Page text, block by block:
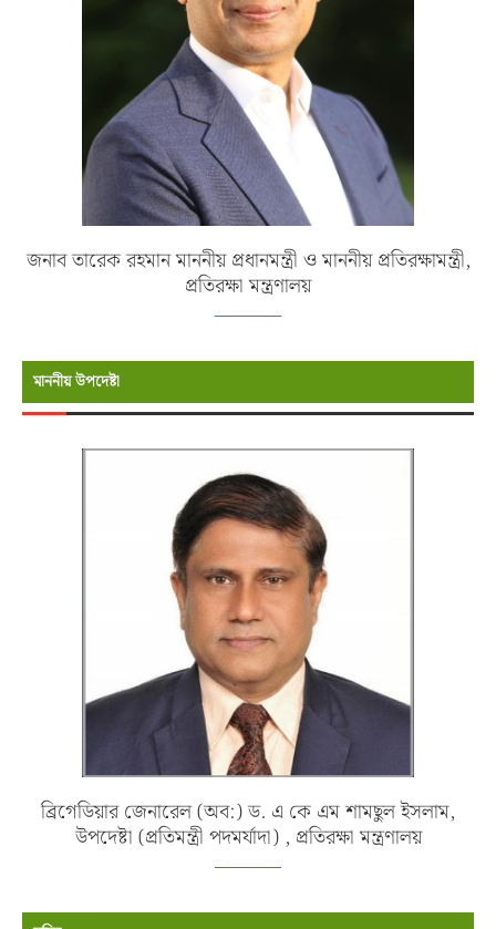
জনাব তারেক রহমান মাননীয় প্রধানমন্ত্রী ও মাননীয় প্রতিরক্ষামন্ত্রী,
প্রতিরক্ষা মন্ত্রণালয়
মাননীয় উপদেষ্টা
ব্রিগেডিয়ার জেনারেল (অব:) ড. এ কে এম শামছুল ইসলাম,
উপদেষ্টা (প্রতিমন্ত্রী পদমর্যাদা) , প্রতিরক্ষা মন্ত্রণালয়